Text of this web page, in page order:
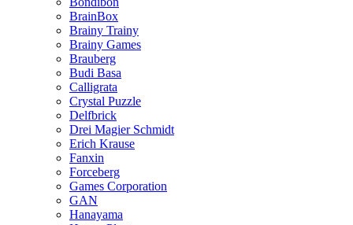
BrainBox
Brainy Trainy
Brainy Games
Brauberg
Budi Basa
Calligrata
Crystal Puzzle
Delfbrick
Drei Magier Schmidt
Erich Krause
Fanxin
Forceberg
Games Corporation
GAN
Hanayama